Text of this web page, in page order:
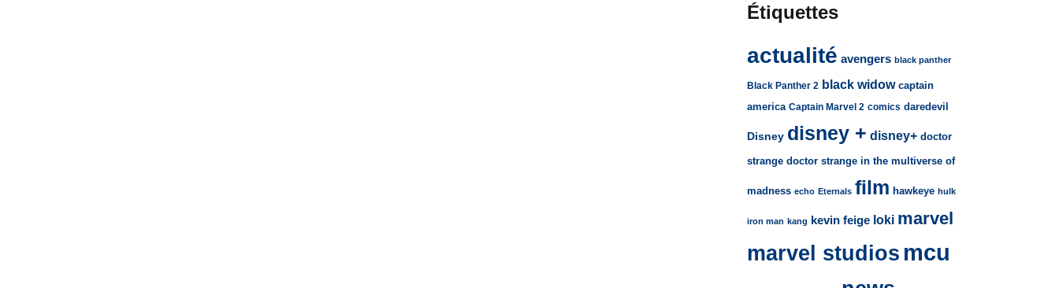
Étiquettes
actualité avengers black panther
Black Panther 2 black widow captain
america Captain Marvel 2 comics daredevil
Disney disney + disney+ doctor
strange doctor strange in the multiverse of
madness echo Eternals film hawkeye hulk
iron man kang kevin feige loki marvel
marvel studios mcu